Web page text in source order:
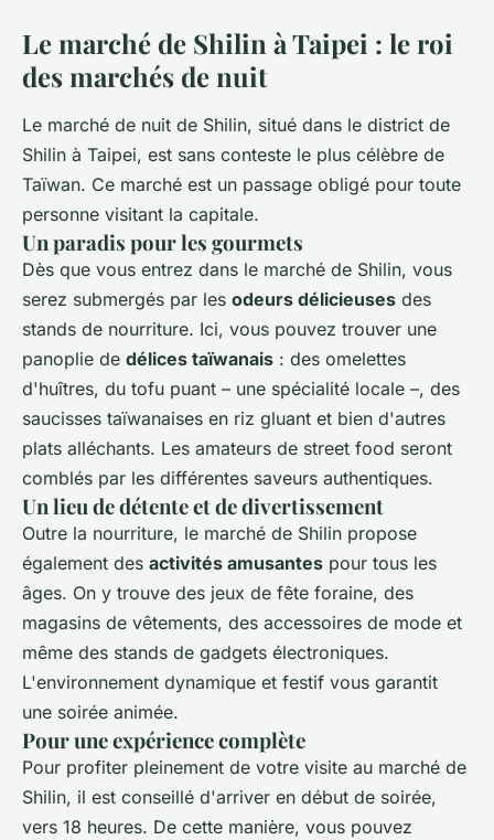
Le marché de Shilin à Taipei : le roi
des marchés de nuit
Le marché de nuit de Shilin, situé dans le district de
Shilin à Taipei, est sans conteste le plus célèbre de
Taïwan. Ce marché est un passage obligé pour toute
personne visitant la capitale.
Un paradis pour les gourmets
Dès que vous entrez dans le marché de Shilin, vous
serez submergés par les odeurs délicieuses des
stands de nourriture. Ici, vous pouvez trouver une
panoplie de délices taïwanais : des omelettes
d'huîtres, du tofu puant – une spécialité locale –, des
saucisses taïwanaises en riz gluant et bien d'autres
plats alléchants. Les amateurs de street food seront
comblés par les différentes saveurs authentiques.
Un lieu de détente et de divertissement
Outre la nourriture, le marché de Shilin propose
également des activités amusantes pour tous les
âges. On y trouve des jeux de fête foraine, des
magasins de vêtements, des accessoires de mode et
même des stands de gadgets électroniques.
L'environnement dynamique et festif vous garantit
une soirée animée.
Pour une expérience complète
Pour profiter pleinement de votre visite au marché de
Shilin, il est conseillé d'arriver en début de soirée,
vers 18 heures. De cette manière, vous pouvez